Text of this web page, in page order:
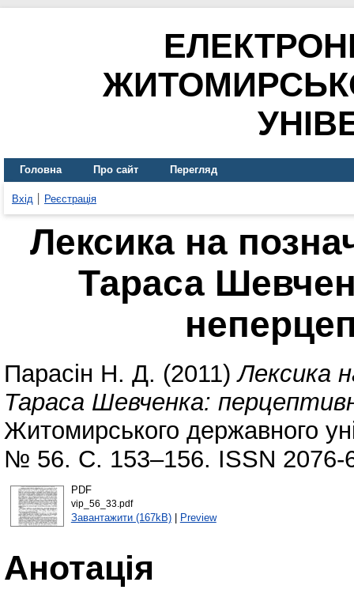
Головна Про сайт Перегляд
Вхід Реєстрація
Лексика на
Тараса
Парасін Н. Д. (2011)Лексика
Тараса Шевченка:
Житомирського державного
№ 56. С. 153–156. ISSN 2076-
PDF
vip_56_33.pdf
Завантажити (167kB)| Preview
Анотація